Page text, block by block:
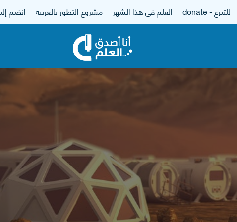
للتبرع - donate العلم في هذا الشهر مشروع التطور بالعربية انضم